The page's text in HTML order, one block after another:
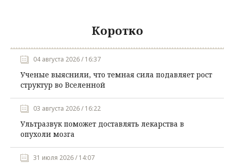
Коротко
04 августа 2026 / 16:37
Ученые выяснили, что темная сила подавляет рост
структур во Вселенной
03 августа 2026 / 16:22
Ультразвук поможет доставлять лекарства в
опухоли мозга
31 июля 2026 / 14:07